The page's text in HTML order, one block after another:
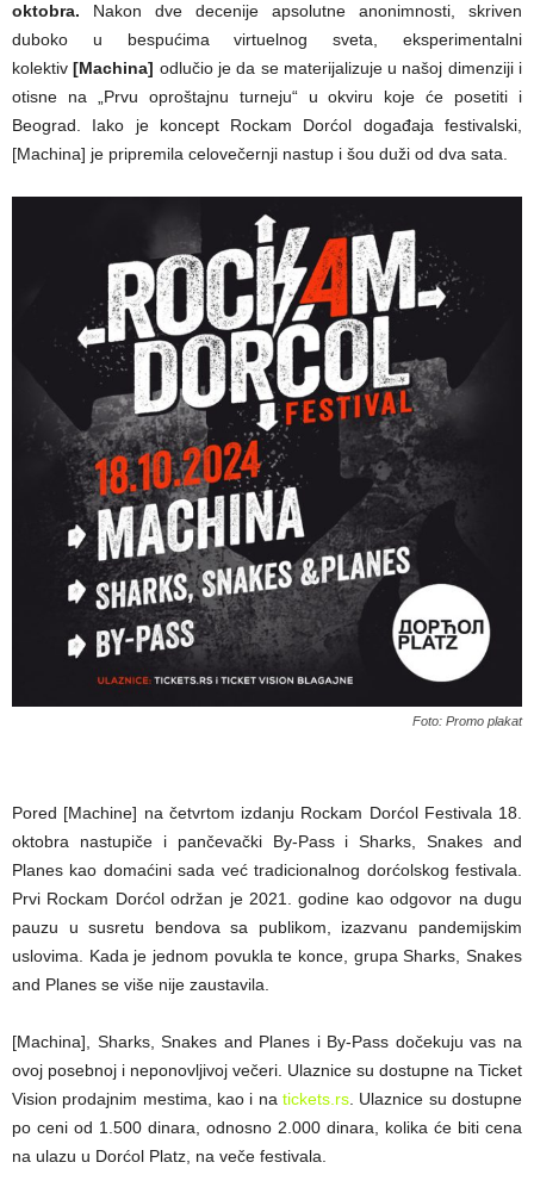
oktobra. Nakon dve decenije apsolutne anonimnosti, skriven
duboko u bespućima virtuelnog sveta, eksperimentalni
kolektiv[Machina] odlučio je da se materijalizuje u našoj dimenziji i
otisne na „Prvu oproštajnu turneju“ u okviru koje će posetiti i
Beograd. Iako je koncept Rockam Dorćol događaja festivalski,
[Machina] je pripremila celovečernji nastup i šou duži od dva sata.
Foto: Promo plakat
Pored [Machine] na četvrtom izdanju Rockam Dorćol Festivala 18.
oktobra nastupiče i pančevački By-Pass i Sharks, Snakes and
Planes kao domaćini sada već tradicionalnog dorćolskog festivala.
Prvi Rockam Dorćol održan je 2021. godine kao odgovor na dugu
pauzu u susretu bendova sa publikom, izazvanu pandemijskim
uslovima. Kada je jednom povukla te konce, grupa Sharks, Snakes
and Planes se više nije zaustavila.
[Machina], Sharks, Snakes and Planes i By-Pass dočekuju vas na
ovoj posebnoj i neponovljivoj večeri. Ulaznice su dostupne na Ticket
Vision prodajnim mestima, kao i na tickets.rs . Ulaznice su dostupne
po ceni od 1.500 dinara, odnosno 2.000 dinara, kolika će biti cena
na ulazu u Dorćol Platz, na veče festivala.